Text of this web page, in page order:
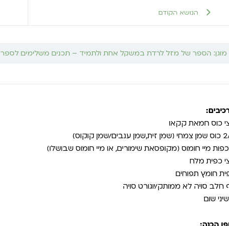
הנושא הקודם
מוגן: הספר של מזל לרדת במשקל אחת ולתמיד – תכנים משלימים לספר
כוס חמאת קקאו
שמן קוקוס)
כפית מלח
חומץ תפוחים
חלב סויה לא ממותק/יוגורט סויה